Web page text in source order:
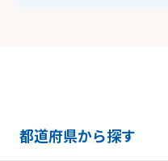
都道府県から探す